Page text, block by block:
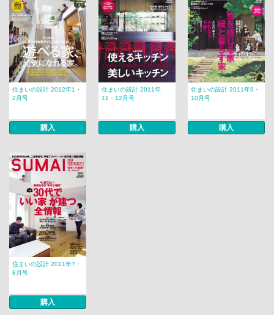
住まいの設計 2012年1・
2月号
購入
住まいの設計 2011年
11・12月号
購入
住まいの設計 2011年9・
10月号
購入
住まいの設計 2011年7・
8月号
購入